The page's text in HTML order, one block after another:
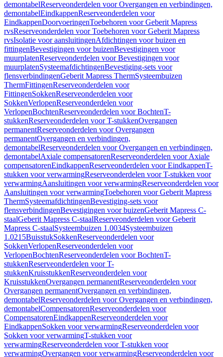
demontabelReserveonderdelen voor Overgangen en verbindingen,
demontabelEindkappenReserveonderdelen voor
EindkappenDoorvoeringenToebehoren voor Geberit Mapress
rvsReserveonderdelen voor Toebehoren voor Geberit Mapress
rvsIsolatie voor aansluitingenAfdichtingen voor buizen en
fittingenBevestigingen voor buizenBevestigingen voor
muurplatenReserveonderdelen voor Bevestigingen voor
muurplatenSysteemafdichtingenBevestiging-sets voor
flensverbindingenGeberit Mapress ThermSysteembuizen
ThermFittingenReserveonderdelen voor
FittingenSokkenReserveonderdelen voor
SokkenVerlopenReserveonderdelen voor
VerlopenBochtenReserveonderdelen voor BochtenT-
stukkenReserveonderdelen voor T-stukkenOvergangen
permanentReserveonderdelen voor Overgangen
permanentOvergangen en verbindingen,
demontabelReserveonderdelen voor Overgangen en verbindingen,
demontabelAxiale compensatorenReserveonderdelen voor Axiale
compensatorenEindkappenReserveonderdelen voor EindkappenT-
stukken voor verwarmingReserveonderdelen voor T-stukken voor
verwarmingAansluitingen voor verwarmingReserveonderdelen voor
Aansluitingen voor verwarmingToebehoren voor Geberit Mapress
ThermSysteemafdichtingenBevestiging-sets voor
flensverbindingenBevestigingen voor buizenGeberit Mapress C-
staalGeberit Mapress C-staalReserveonderdelen voor Geberit
Mapress C-staalSysteembuizen 1.0034Systeembuizen
1.0215BuisstukSokkenReserveonderdelen voor
SokkenVerlopenReserveonderdelen voor
VerlopenBochtenReserveonderdelen voor BochtenT-
stukkenReserveonderdelen voor T-
stukkenKruisstukkenReserveonderdelen voor
KruisstukkenOvergangen permanentReserveonderdelen voor
Overgangen permanentOvergangen en verbindingen,
demontabelReserveonderdelen voor Overgangen en verbindingen,
demontabelCompensatorenReserveonderdelen voor
CompensatorenEindkappenReserveonderdelen voor
EindkappenSokken voor verwarmingReserveonderdelen voor
Sokken voor verwarmingT-stukken voor
verwarmingReserveonderdelen voor T-stukken voor
verwarmingOvergangen voor verwarmingReserveonderdelen voor